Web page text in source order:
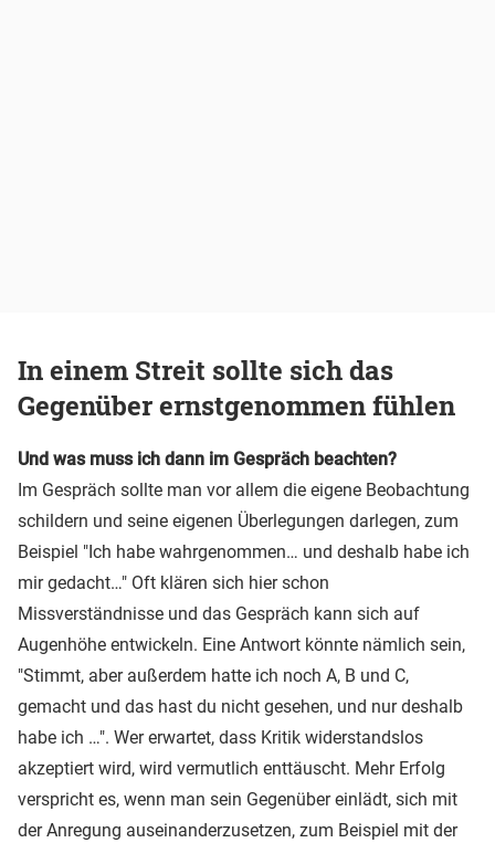
In einem Streit sollte sich das
Gegenüber ernstgenommen fühlen
Und was muss ich dann im Gespräch beachten?
Im Gespräch sollte man vor allem die eigene Beobachtung
schildern und seine eigenen Überlegungen darlegen, zum
Beispiel "Ich habe wahrgenommen… und deshalb habe ich
mir gedacht…" Oft klären sich hier schon
Missverständnisse und das Gespräch kann sich auf
Augenhöhe entwickeln. Eine Antwort könnte nämlich sein,
"Stimmt, aber außerdem hatte ich noch A, B und C,
gemacht und das hast du nicht gesehen, und nur deshalb
habe ich …". Wer erwartet, dass Kritik widerstandslos
akzeptiert wird, wird vermutlich enttäuscht. Mehr Erfolg
verspricht es, wenn man sein Gegenüber einlädt, sich mit
der Anregung auseinanderzusetzen, zum Beispiel mit der